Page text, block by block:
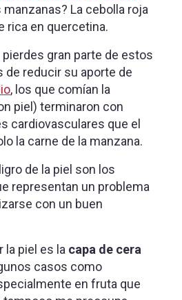
La cebolla roja
rica en quercetina.
pierdes gran parte de estos
de reducir su aporte de
, los que comían la
piel) terminaron con
cardiovasculares que el
la carne de la manzana.
de la piel son los
representan un problema
con un buen
la piel es la capa de cera
casos como
en fruta que